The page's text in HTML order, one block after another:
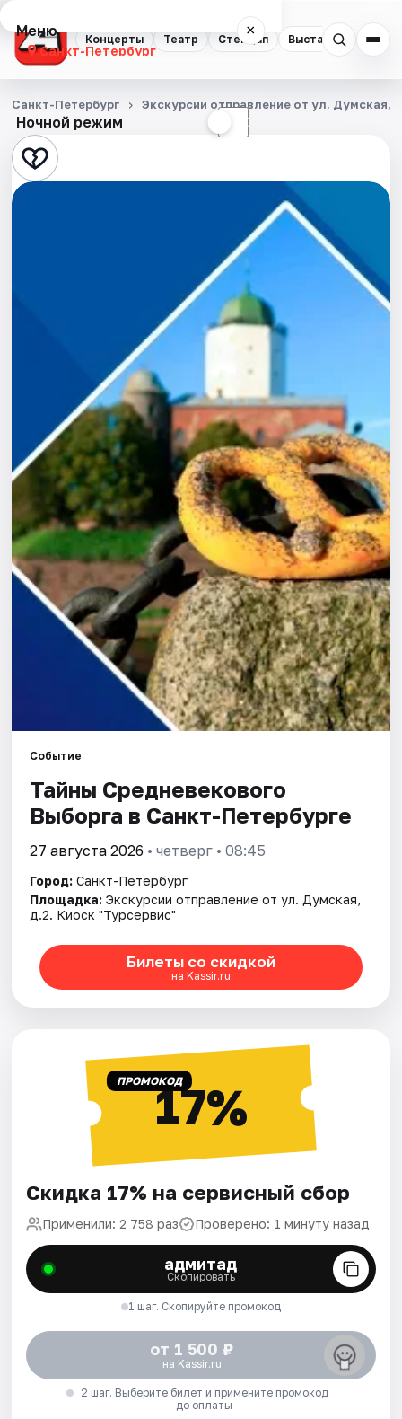
Концерты Театр Стендап Выставки
Меню ×
Санкт-Петербург
Концерты
Театр
Стендап
Города
Площадки
Артисты
Рейтинги
Ночной режим ☾
Санкт-Петербург Экскурсии отправление от ул. Думская,
Событие
Тайны Средневекового
Выборга в Санкт-Петербурге
27 августа 2026 • четверг • 08:45
Город: Санкт-Петербург
Площадка: Экскурсии отправление от ул. Думская,
д.2. Киоск "Турсервис"
Билеты со скидкой
на Kassir.ru
ПРОМОКОД17%
Скидка 17% на сервисный сбор
Применили: 2 758 раз Проверено: 1 минуту назад
адмитад
Скопировать
1 шаг. Скопируйте промокод
от 1 500 ₽
на Kassir.ru
2 шаг. Выберите билет и примените промокод
до оплаты